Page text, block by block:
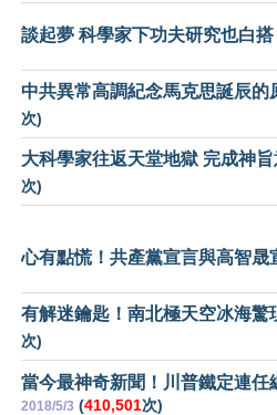
談起夢 科學家下功夫研究也白搭
中共異常高調紀念馬克思誕辰的
次)
大科學家往返天堂地獄 完成神
次)
心有點慌！共產黨宣言與高智晟
有解迷鑰匙！南北極天空冰海驚
次)
當今最神奇新聞！川普鐵定連任
2018/5/3 (410,501次)